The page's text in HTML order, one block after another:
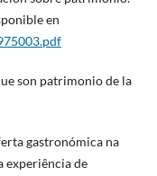
en
son patrimonio de la
gastronómica na
experiência de